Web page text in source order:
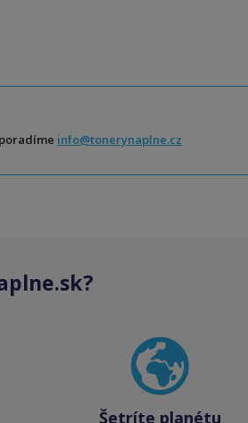
info@tonerynaplne.cz
Šetríte planétu